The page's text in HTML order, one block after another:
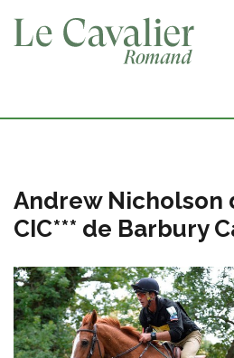
Andrew Nicholson
CIC*** de Barbury